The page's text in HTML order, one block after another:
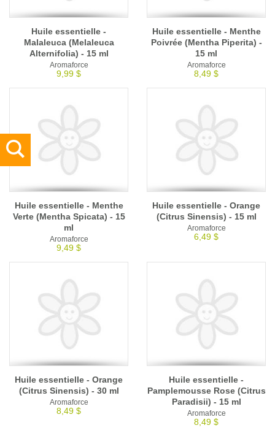
Huile essentielle -
Malaleuca (Melaleuca
Alternifolia) - 15 ml
Aromaforce
9,99 $
Huile essentielle - Menthe
Poivrée (Mentha Piperita) -
15 ml
Aromaforce
8,49 $
Huile essentielle - Menthe
Verte (Mentha Spicata) - 15
ml
Aromaforce
9,49 $
Huile essentielle - Orange
(Citrus Sinensis) - 15 ml
Aromaforce
6,49 $
Huile essentielle - Orange
(Citrus Sinensis) - 30 ml
Aromaforce
8,49 $
Huile essentielle -
Pamplemousse Rose (Citrus
Paradisii) - 15 ml
Aromaforce
8,49 $